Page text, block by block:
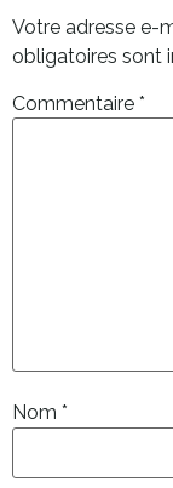
Votre adresse e-
obligatoires sont
Commentaire *
Nom *